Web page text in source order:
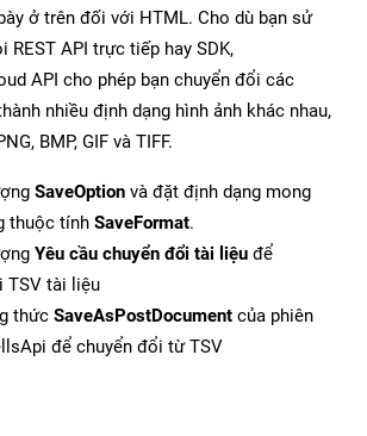
ở trên đối với HTML. Cho dù bạn sử
REST API trực tiếp hay SDK,
API cho phép bạn chuyển đổi các
nhiều định dạng hình ảnh khác nhau,
BMP, GIF và TIFF.
SaveOption và đặt định dạng mong
thuộc tính SaveFormat.
Yêu cầu chuyển đổi tài liệu để
TSV tài liệu
thức SaveAsPostDocument của phiên
để chuyển đổi từ TSV